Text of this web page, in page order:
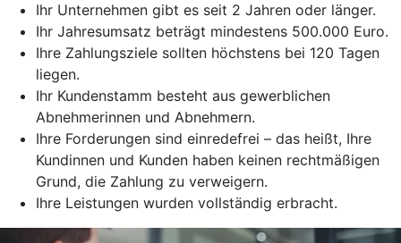
Ihr Unternehmen gibt es seit 2 Jahren oder länger.
Ihr Jahresumsatz beträgt mindestens 500.000 Euro.
Ihre Zahlungsziele sollten höchstens bei 120 Tagen
liegen.
Ihr Kundenstamm besteht aus gewerblichen
Abnehmerinnen und Abnehmern.
Ihre Forderungen sind einredefrei – das heißt, Ihre
Kundinnen und Kunden haben keinen rechtmäßigen
Grund, die Zahlung zu verweigern.
Ihre Leistungen wurden vollständig erbracht.